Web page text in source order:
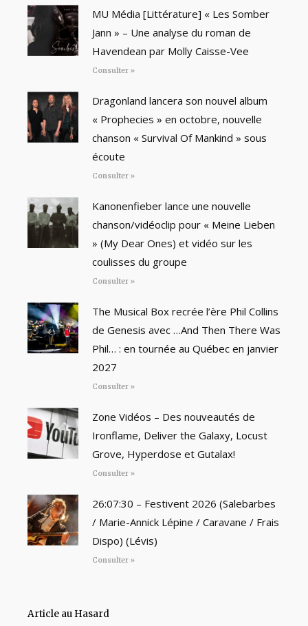
MU Média [Littérature] « Les Somber
Jann » – Une analyse du roman de
Havendean par Molly Caisse-Vee
Consulter »
Dragonland lancera son nouvel album
« Prophecies » en octobre, nouvelle
chanson « Survival Of Mankind » sous
écoute
Consulter »
Kanonenfieber lance une nouvelle
chanson/vidéoclip pour « Meine Lieben
» (My Dear Ones) et vidéo sur les
coulisses du groupe
Consulter »
The Musical Box recrée l’ère Phil Collins
de Genesis avec …And Then There Was
Phil… : en tournée au Québec en janvier
2027
Consulter »
Zone Vidéos – Des nouveautés de
Ironflame, Deliver the Galaxy, Locust
Grove, Hyperdose et Gutalax!
Consulter »
26:07:30 – Festivent 2026 (Salebarbes
/ Marie-Annick Lépine / Caravane / Frais
Dispo) (Lévis)
Consulter »
Article au Hasard